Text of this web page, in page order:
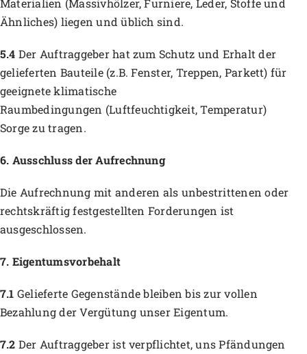
Ähnliches) liegen und üblich sind.
5.4 Der Auftraggeber hat zum Schutz und Erhalt der
gelieferten Bauteile (z.B. Fenster, Treppen, Parkett) für
geeignete klimatische
Raumbedingungen (Luftfeuchtigkeit, Temperatur)
Sorge zu tragen.
6. Ausschluss der Aufrechnung
Die Aufrechnung mit anderen als unbestrittenen oder
rechtskräftig festgestellten Forderungen ist
ausgeschlossen.
7. Eigentumsvorbehalt
7.1 Gelieferte Gegenstände bleiben bis zur vollen
Bezahlung der Vergütung unser Eigentum.
7.2 Der Auftraggeber ist verpflichtet, uns Pfändungen